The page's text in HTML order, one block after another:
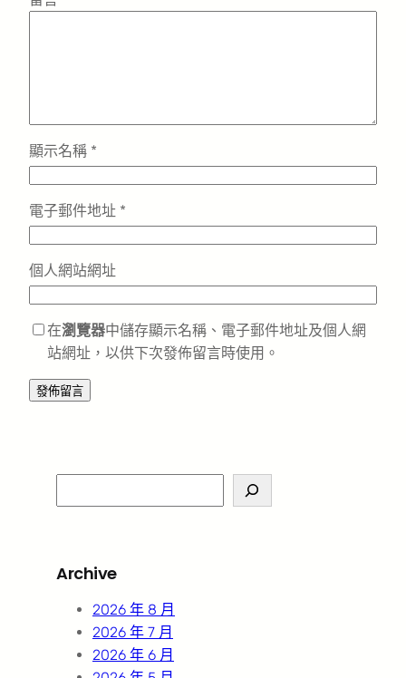
顯示名稱 *
電子郵件地址 *
個人網站網址
在瀏覽器中儲存顯示名稱、電子郵件地址及個人網
站網址，以供下次發佈留言時使用。
e
c
Archive
2026 年 8 月
2026 年 7 月
2026 年 6 月